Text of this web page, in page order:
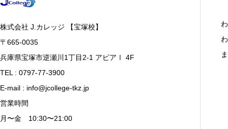
株式会社 J.カレッジ 【宝塚校】
〒665-0035
兵庫県宝塚市逆瀬川1丁目2-1 アピアⅠ 4F
TEL : 0797-77-3900
E-mail : info@jcollege-tkz.jp
営業時間
月〜金 10:30〜21:00